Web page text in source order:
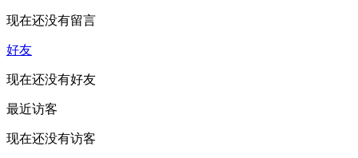
现在还没有留言
好友
现在还没有好友
最近访客
现在还没有访客